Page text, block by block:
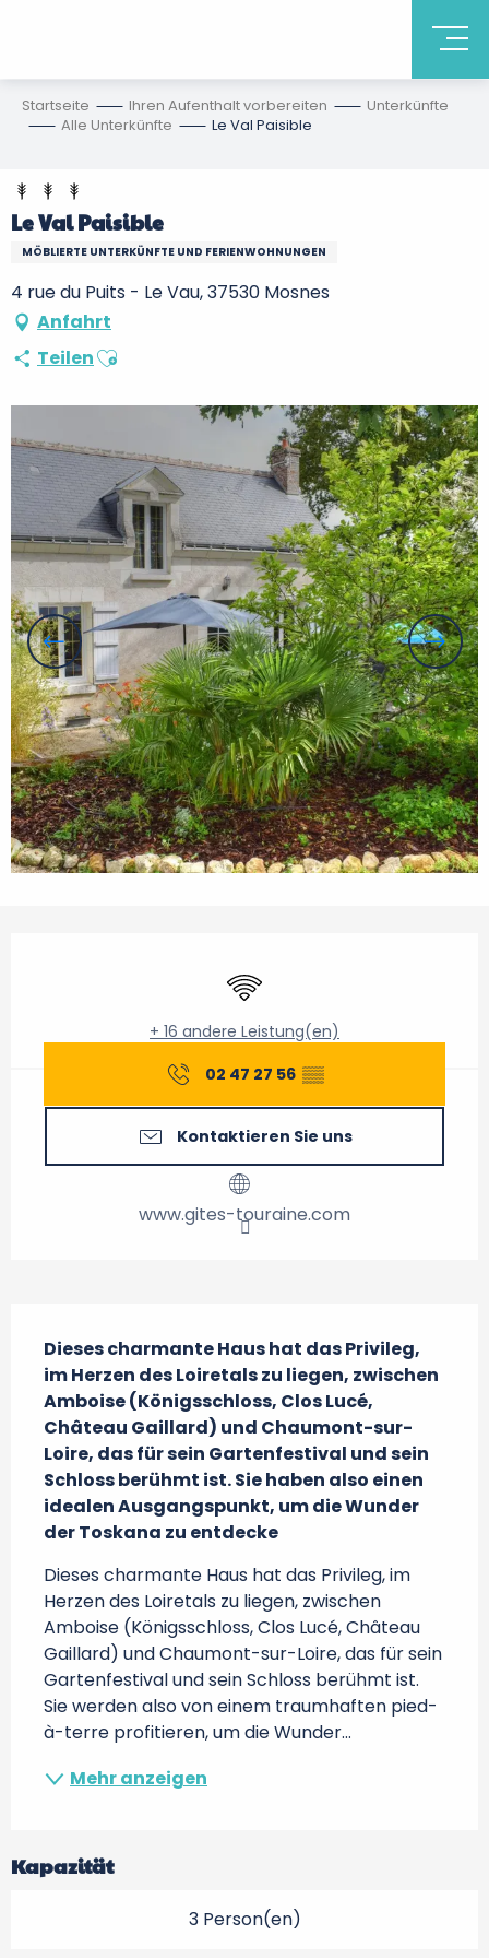
Startseite Ihren Aufenthalt vorbereiten
Unterkünfte
Alle Unterkünfte
Le Val Paisible
Le Val Paisible
MÖBLIERTE UNTERKÜNFTE UND FERIENWOHNUNGEN
4 rue du Puits - Le Vau, 37530 Mosnes
Anfahrt
TeilenAjouter aux favoris
Wi-Fi
+ 16 andere Leistung(en)
02 47 27 56 ▒▒
Kontaktieren Sie uns
www.gites-touraine.com
Dieses charmante Haus hat das Privileg,
im Herzen des Loiretals zu liegen, zwischen
Amboise (Königsschloss, Clos Lucé,
Château Gaillard) und Chaumont-sur-
Loire, das für sein Gartenfestival und sein
Schloss berühmt ist. Sie haben also einen
idealen Ausgangspunkt, um die Wunder
der Toskana zu entdecke
Dieses charmante Haus hat das Privileg, im
Herzen des Loiretals zu liegen, zwischen
Amboise (Königsschloss, Clos Lucé, Château
Gaillard) und Chaumont-sur-Loire, das für sein
Gartenfestival und sein Schloss berühmt ist.
Sie werden also von einem traumhaften pied-
à-terre profitieren, um die Wunder...
Mehr anzeigen
Kapazität
3 Person(en)